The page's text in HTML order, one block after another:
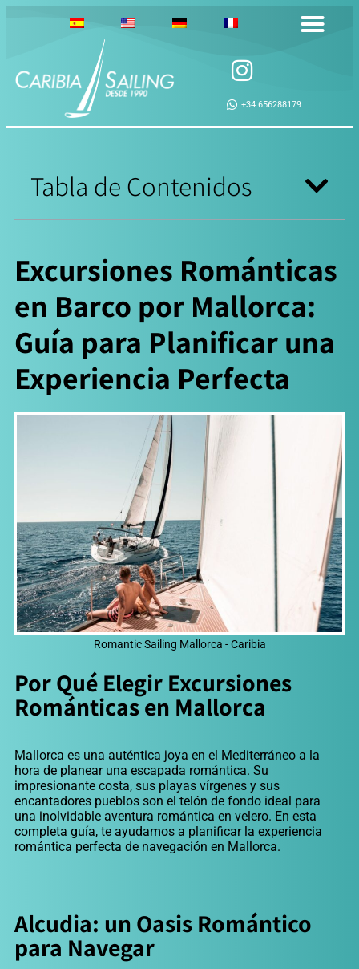
+34 656288179
Excursiones Románticas
en Barco por Mallorca:
Guía para Planificar una
Experiencia Perfecta
Romantic Sailing Mallorca - Caribia
Por Qué Elegir Excursiones
Románticas en Mallorca
Mallorca es una auténtica joya en el Mediterráneo a la
hora de planear una escapada romántica. Su
impresionante costa, sus playas vírgenes y sus
encantadores pueblos son el telón de fondo ideal para
una inolvidable aventura romántica en velero. En esta
completa guía, te ayudamos a planificar la experiencia
romántica perfecta de navegación en Mallorca.
Alcudia: un Oasis Romántico
para Navegar
Tabla de Contenidos